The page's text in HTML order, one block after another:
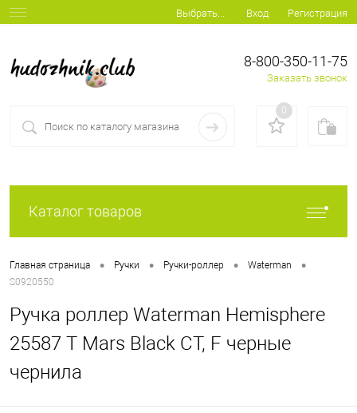
Выбрать... Вход Регистрация
8-800-350-11-75
Заказать звонок
0
Каталог товаров
Главная страница • Ручки • Ручки-роллер • Waterman •
S0920550
Ручка роллер Waterman Hemisphere
25587 T Mars Black CT, F черные
чернила